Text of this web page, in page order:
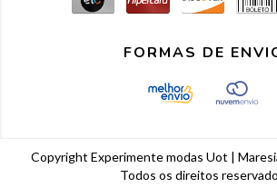
FORMAS DE
Copyright Experimente modas Uot |
Todos os direitos